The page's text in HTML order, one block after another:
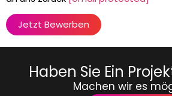
Jetzt Bewerben
Haben Sie Ein
Machen wir es